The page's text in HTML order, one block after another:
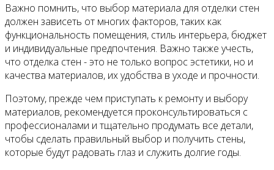
Важно помнить, что выбор материала для отделки стен
должен зависеть от многих факторов, таких как
функциональность помещения, стиль интерьера, бюджет
и индивидуальные предпочтения. Важно также учесть,
что отделка стен - это не только вопрос эстетики, но и
качества материалов, их удобства в уходе и прочности.
Поэтому, прежде чем приступать к ремонту и выбору
материалов, рекомендуется проконсультироваться с
профессионалами и тщательно продумать все детали,
чтобы сделать правильный выбор и получить стены,
которые будут радовать глаз и служить долгие годы.